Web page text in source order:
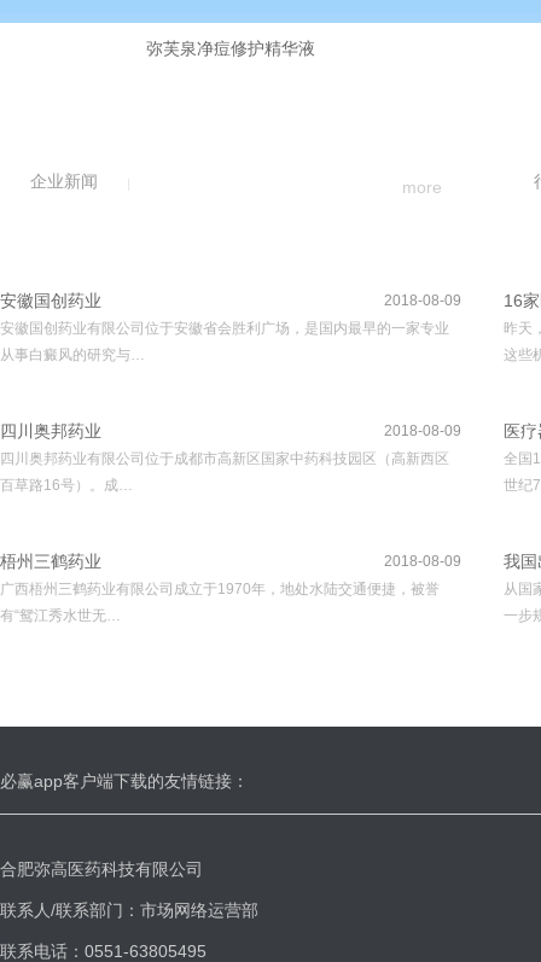
弥芙泉净痘修护精华液
企业新闻 more
2018-08-09
安徽国创药业
安徽国创药业有限公司位于安徽省会胜利广场，是国内最早的一家专业
从事白癜风的研究与…
2018-08-09
四川奥邦药业
四川奥邦药业有限公司位于成都市高新区国家中药科技园区（高新西区
百草路16号）。成…
2018-08-09
梧州三鹤药业
广西梧州三鹤药业有限公司成立于1970年，地处水陆交通便捷，被誉
有“鸳江秀水世无…
16
昨天
这些
医
全国
世纪
我国
从国
一步
必赢app客户端下载的友情链接：
合肥弥高医药科技有限公司
联系人/联系部门：市场网络运营部
联系电话：0551-63805495